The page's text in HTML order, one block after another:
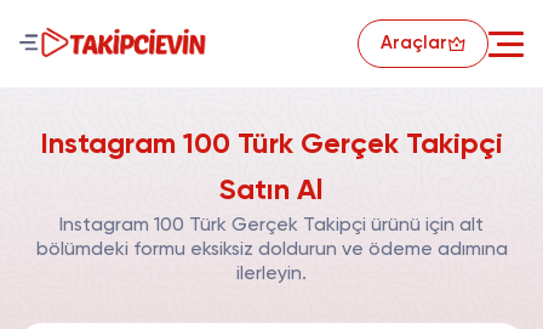
Araçlar
Instagram 100 Türk Gerçek Takipçi
Satın Al
Instagram 100 Türk Gerçek Takipçi ürünü için alt
bölümdeki formu eksiksiz doldurun ve ödeme adımına
ilerleyin.